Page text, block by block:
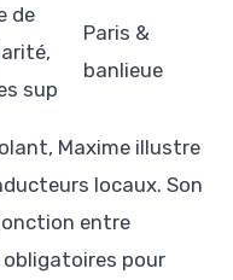
de
sup
Paris &
banlieue
Maxime illustre
locaux. Son
entre
pour